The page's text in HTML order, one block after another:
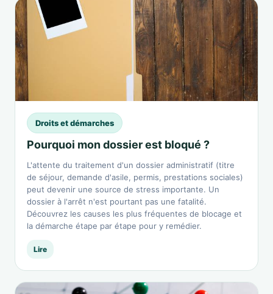
Droits et démarches
Pourquoi mon dossier est bloqué ?
L'attente du traitement d'un dossier administratif (titre
de séjour, demande d'asile, permis, prestations sociales)
peut devenir une source de stress importante. Un
dossier à l'arrêt n'est pourtant pas une fatalité.
Découvrez les causes les plus fréquentes de blocage et
la démarche étape par étape pour y remédier.
Lire